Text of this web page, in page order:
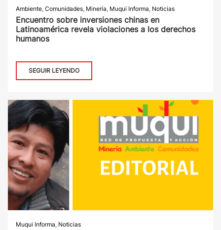
Ambiente, Comunidades, Minería, Muqui Informa, Noticias
Encuentro sobre inversiones chinas en
Latinoamérica revela violaciones a los derechos
humanos
SEGUIR LEYENDO
Muqui Informa, Noticias